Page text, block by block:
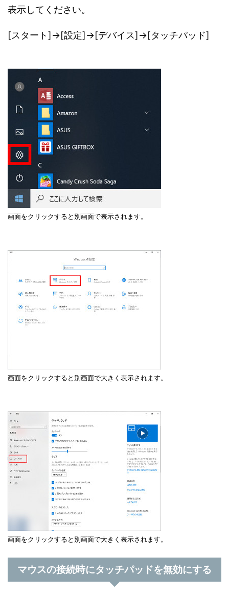
表示してください。
[スタート]→[設定]→[デバイス]→[タッチパッド]
画面をクリックすると別画面で表示されます。
画面をクリックすると別画面で大きく表示されます。
画面をクリックすると別画面で大きく表示されます。
マウスの接続時にタッチパッドを無効にする